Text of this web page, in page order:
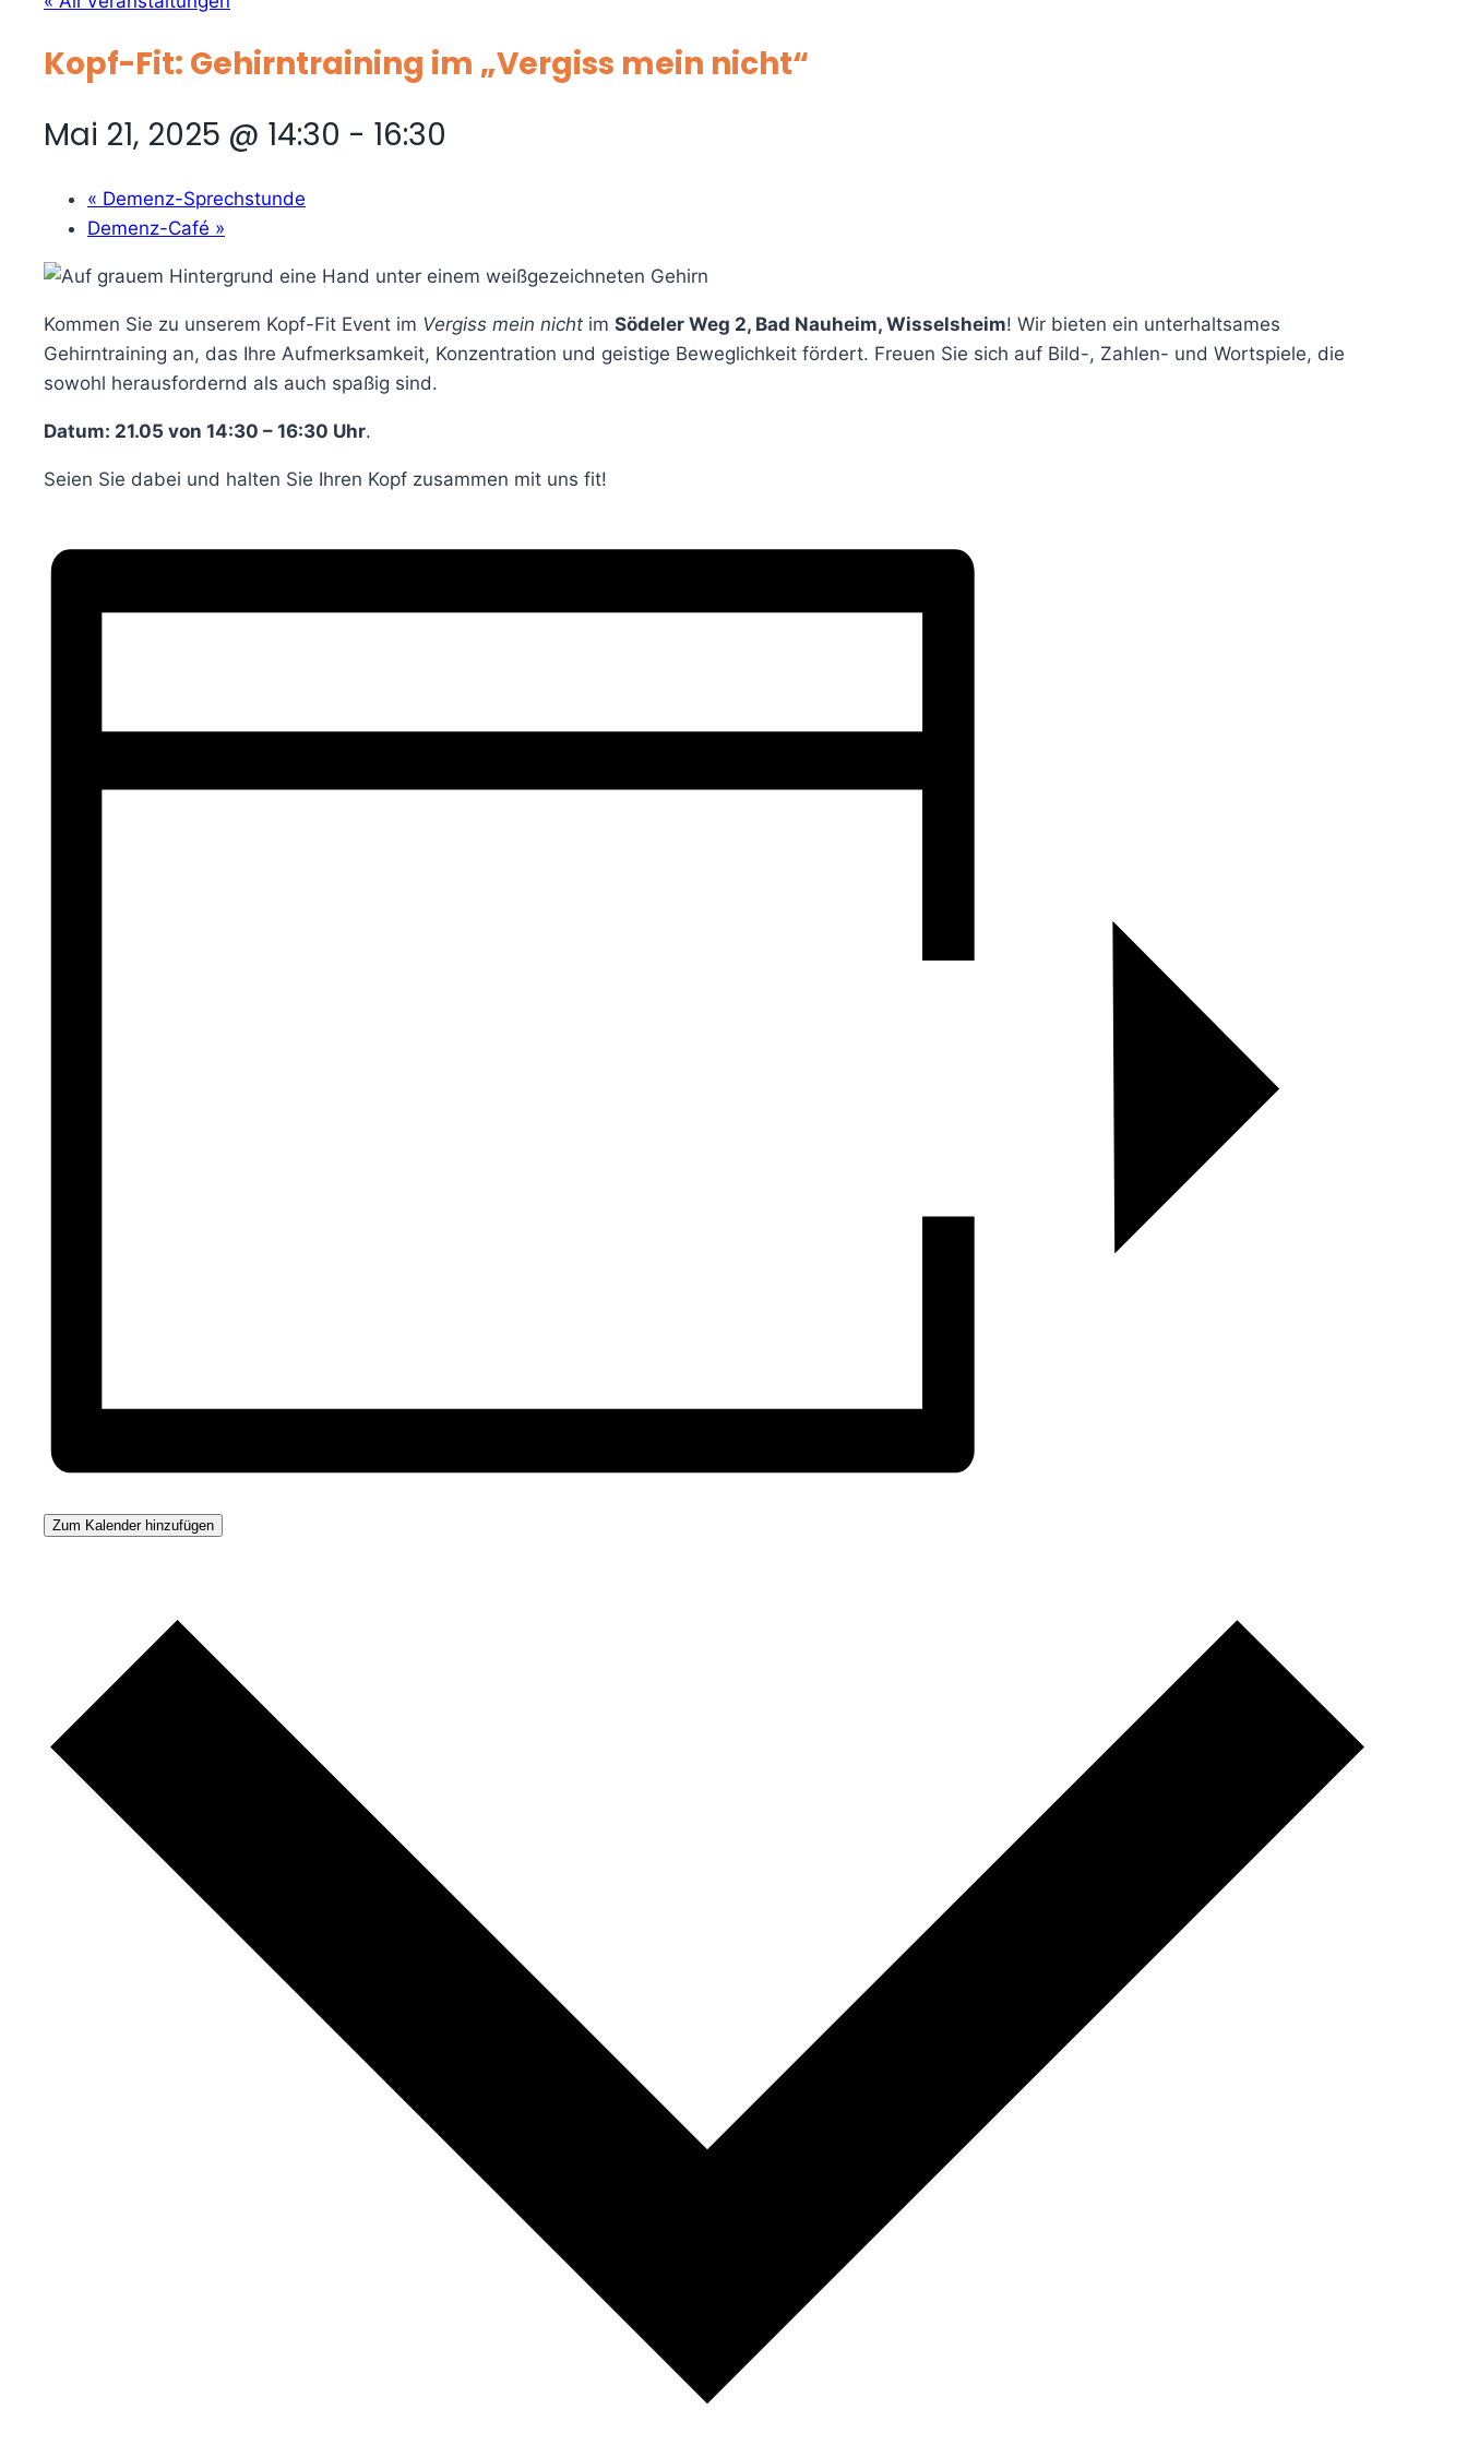
Kopf-Fit: Gehirntraining im „Vergiss mein nicht“
Mai 21, 2025 @ 14:30 - 16:30
« Demenz-Sprechstunde
Demenz-Café »
Kommen Sie zu unserem Kopf-Fit Event im Vergiss mein nicht im Södeler Weg 2, Bad Nauheim, Wisselsheim! Wir bieten ein unterhaltsames
Gehirntraining an, das Ihre Aufmerksamkeit, Konzentration und geistige Beweglichkeit fördert. Freuen Sie sich auf Bild-, Zahlen- und Wortspiele, die
sowohl herausfordernd als auch spaßig sind.
Datum: 21.05 von 14:30 – 16:30 Uhr.
Seien Sie dabei und halten Sie Ihren Kopf zusammen mit uns fit!
Zum Kalender hinzufügen